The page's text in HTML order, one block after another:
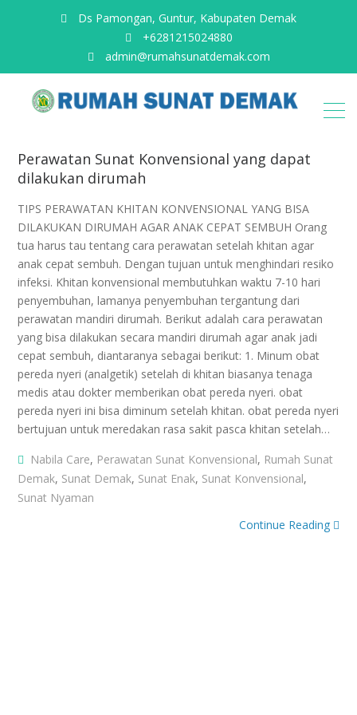
Ds Pamongan, Guntur, Kabupaten Demak
+6281215024880
admin@rumahsunatdemak.com
perawatan
sunat
Perawatan Sunat Konvensional yang dapat
dilakukan dirumah
TIPS PERAWATAN KHITAN KONVENSIONAL YANG BISA
DILAKUKAN DIRUMAH AGAR ANAK CEPAT SEMBUH Orang
tua harus tau tentang cara perawatan setelah khitan agar
anak cepat sembuh. Dengan tujuan untuk menghindari resiko
infeksi. Khitan konvensional membutuhkan waktu 7-10 hari
penyembuhan, lamanya penyembuhan tergantung dari
perawatan mandiri dirumah. Berikut adalah cara perawatan
yang bisa dilakukan secara mandiri dirumah agar anak jadi
cepat sembuh, diantaranya sebagai berikut: 1. Minum obat
pereda nyeri (analgetik) setelah di khitan biasanya tenaga
medis atau dokter memberikan obat pereda nyeri. obat
pereda nyeri ini bisa diminum setelah khitan. obat pereda nyeri
bertujuan untuk meredakan rasa sakit pasca khitan setelah…
Nabila Care, Perawatan Sunat Konvensional, Rumah Sunat
Demak, Sunat Demak, Sunat Enak, Sunat Konvensional,
Sunat Nyaman
Continue Reading